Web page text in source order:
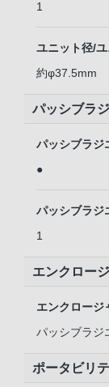
1
ユニット径/ユ
約φ37.5mm
パッシブラ
パッシブラジ
●
パッシブラジ
1
エンクロー
エンクロージ
パッシブラジ
ポータビリ